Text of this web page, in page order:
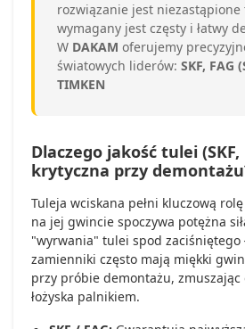
rozwiązanie jest
wymagany jest częsty i łatwy
W DAKAM oferujemy
światowych liderów: SKF, FAG
TIMKEN
Dlaczego jakość tulei (SKF,
krytyczna przy
Tuleja wciskana pełni kluczową
na jej gwincie spoczywa potężna
"wyrwania" tulei spod zaciśniętego
zamienniki często mają miękki
przy próbie demontażu, zmuszając
łożyska palnikiem.